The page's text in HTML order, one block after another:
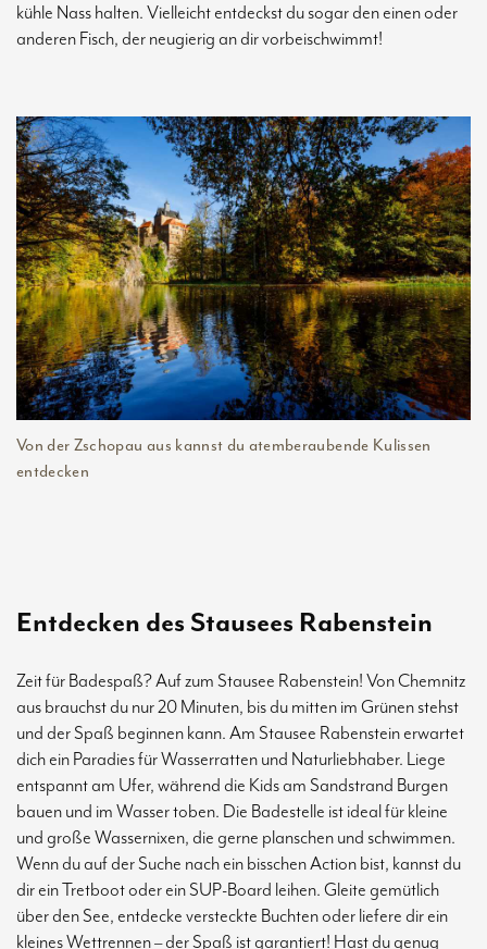
kühle Nass halten. Vielleicht entdeckst du sogar den einen oder
anderen Fisch, der neugierig an dir vorbeischwimmt!
Von der Zschopau aus kannst du atemberaubende Kulissen
entdecken
Entdecken des Stausees Rabenstein
Zeit für Badespaß? Auf zum Stausee Rabenstein! Von Chemnitz
aus brauchst du nur 20 Minuten, bis du mitten im Grünen stehst
und der Spaß beginnen kann. Am Stausee Rabenstein erwartet
dich ein Paradies für Wasserratten und Naturliebhaber. Liege
entspannt am Ufer, während die Kids am Sandstrand Burgen
bauen und im Wasser toben. Die Badestelle ist ideal für kleine
und große Wassernixen, die gerne planschen und schwimmen.
Wenn du auf der Suche nach ein bisschen Action bist, kannst du
dir ein Tretboot oder ein SUP-Board leihen. Gleite gemütlich
über den See, entdecke versteckte Buchten oder liefere dir ein
kleines Wettrennen – der Spaß ist garantiert! Hast du genug